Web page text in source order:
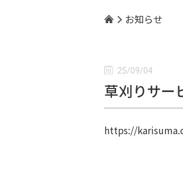
お知らせ
25/09/04
草刈りサー
https://